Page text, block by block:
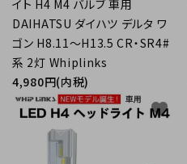
イト H4 M4 バルブ 車用
DAIHATSU ダイハツ デルタ ワ
ゴン H8.11～H13.5 CR・SR4#
系 2灯 Whiplinks
4,980円(内税)
favorite